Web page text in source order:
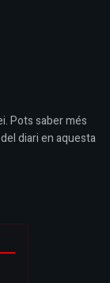
Pots saber més
diari en aquesta